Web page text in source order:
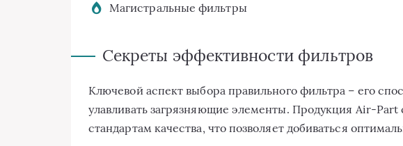
Магистральные фильтры
Секреты эффективности фильтров
Ключевой аспект выбора правильного фильтра – его
улавливать загрязняющие элементы. Продукция Air-Part
стандартам качества, что позволяет добиваться